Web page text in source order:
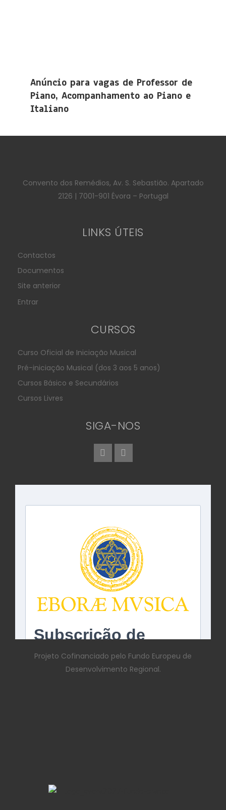
Anúncio para vagas de Professor de
Piano, Acompanhamento ao Piano e
Italiano
Convento dos Remédios, Av. S. Sebastião. Apartado
2126 | 7001-901 Évora – Portugal
LINKS ÚTEIS
Contactos
Documentos
Site anterior
Entrar
CURSOS
Curso Oficial de Iniciação Musical
Pré-iniciação Musical (dos 3 aos 5 anos)
Cursos Básico e Secundários
Cursos Livres
SIGA-NOS
Projeto Cofinanciado pelo Fundo Europeu de
Desenvolvimento Regional.